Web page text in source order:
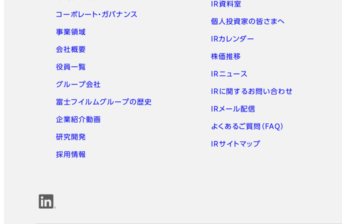
コーポレート・ガバナンス
事業領域
会社概要
役員一覧
グループ会社
富士フイルムグループの歴史
企業紹介動画
研究開発
採用情報
IR資料室
個人投資家の皆さまへ
IRカレンダー
株価推移
IRニュース
IRに関するお問い合わせ
IRメール配信
よくあるご質問（FAQ）
IRサイトマップ
公式SNSアカウント